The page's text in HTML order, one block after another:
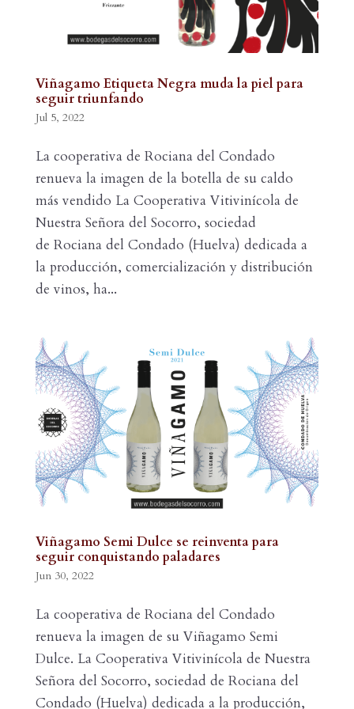
Viñagamo Etiqueta Negra muda la piel para
seguir triunfando
Jul 5, 2022
La cooperativa de Rociana del Condado
renueva la imagen de la botella de su caldo
más vendido La Cooperativa Vitivinícola de
Nuestra Señora del Socorro, sociedad
de Rociana del Condado (Huelva) dedicada a
la producción, comercialización y distribución
de vinos, ha...
Viñagamo Semi Dulce se reinventa para
seguir conquistando paladares
Jun 30, 2022
La cooperativa de Rociana del Condado
renueva la imagen de su Viñagamo Semi
Dulce. La Cooperativa Vitivinícola de Nuestra
Señora del Socorro, sociedad de Rociana del
Condado (Huelva) dedicada a la producción,